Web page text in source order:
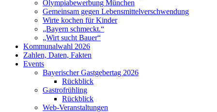
Olympiabewerbung München
Gemeinsam gegen Lebensmittelverschwendung
Wirte kochen für Kinder
„Bayern schmeckt.“
„Wirt sucht Bauer“
Kommunalwahl 2026
Zahlen, Daten, Fakten
Events
Bayerischer Gastgebertag 2026
Rückblick
Gastrofrühling
Rückblick
Web-Veranstaltungen